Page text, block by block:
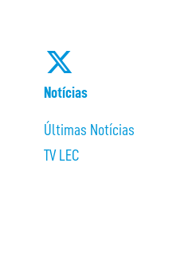
Notícias
Últimas Notícias
TV LEC